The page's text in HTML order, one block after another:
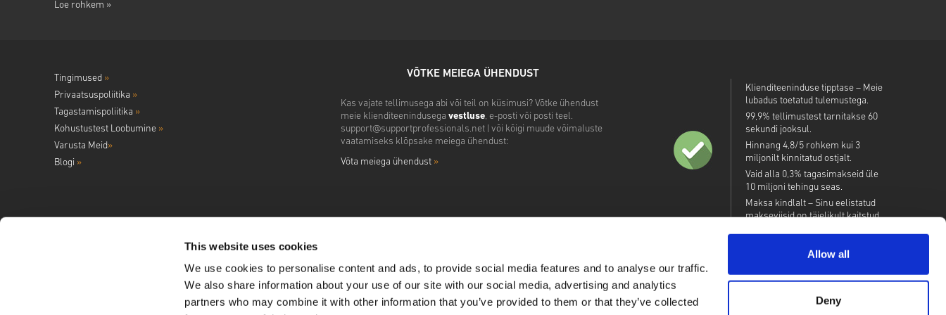
This website uses cookies
We use cookies to personalise content and ads, to provide social media features and to analyse our traffic.
We also share information about your use of our site with our social media, advertising and analytics
partners who may combine it with other information that you’ve provided to them or that they’ve collected
Allow all
Deny
Loe rohkem »
Tingimused »
Privaatsuspoliitika »
Tagastamispoliitika »
Kohustustest Loobumine »
Varusta Meid»
Blogi »
VÕTKE MEIEGA ÜHENDUST
Kas vajate tellimusega abi või teil on küsimusi? Võtke ühendust
meie klienditeenindusega vestluse, e-posti või posti teel.
support@supportprofessionals.net| või kõigi muude võimaluste
vaatamiseks klõpsake meiega ühendust:
Võta meiega ühendust »
Klienditeeninduse tipptase – Meie
lubadus toetatud tulemustega.
99,9% tellimustest tarnitakse 60
sekundi jooksul.
Hinnang 4,8/5 rohkem kui 3
miljonilt kinnitatud ostjalt.
Vaid alla 0,3% tagasimakseid üle
10 miljoni tehingu seas.
Maksa kindlalt – Sinu eelistatud
makseviisid on täielikult kaitstud.